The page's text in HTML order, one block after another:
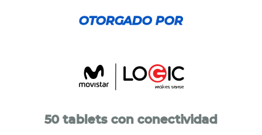
OTORGADO POR
50 tablets con conectividad